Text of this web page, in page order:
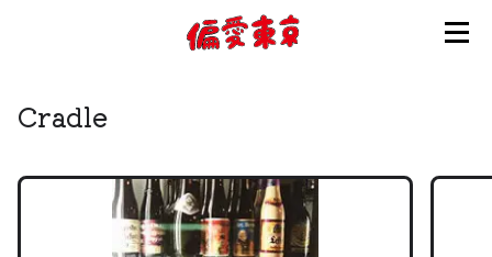
使い方
ログイン
Cradle